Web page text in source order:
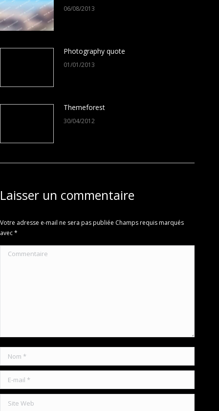
06/08/2013
Photography quote
01/01/2013
Themeforest
30/04/2012
Laisser un commentaire
Votre adresse e-mail ne sera pas publiée Champs requis marqués
avec*
Commentaire
Nom *
E-mail *
Site Web